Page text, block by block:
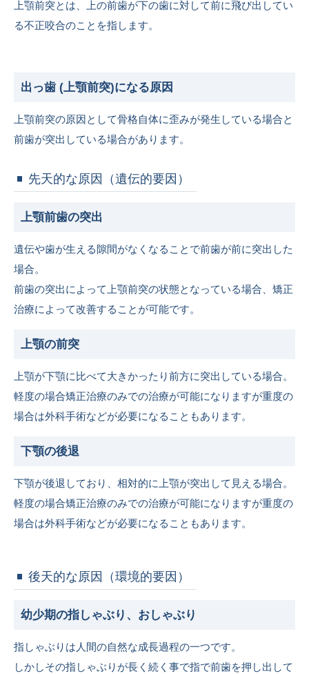
上顎前突とは、上の前歯が下の歯に対して前に飛び出してい
る不正咬合のことを指します。
出っ歯 (上顎前突)になる原因
上顎前突の原因として骨格自体に歪みが発生している場合と
前歯が突出している場合があります。
先天的な原因（遺伝的要因）
上顎前歯の突出
遺伝や歯が生える隙間がなくなることで前歯が前に突出した
場合。
前歯の突出によって上顎前突の状態となっている場合、矯正
治療によって改善することが可能です。
上顎の前突
上顎が下顎に比べて大きかったり前方に突出している場合。
軽度の場合矯正治療のみでの治療が可能になりますが重度の
場合は外科手術などが必要になることもあります。
下顎の後退
下顎が後退しており、相対的に上顎が突出して見える場合。
軽度の場合矯正治療のみでの治療が可能になりますが重度の
場合は外科手術などが必要になることもあります。
後天的な原因（環境的要因）
幼少期の指しゃぶり、おしゃぶり
指しゃぶりは人間の自然な成長過程の一つです。
しかしその指しゃぶりが長く続く事で指で前歯を押し出して